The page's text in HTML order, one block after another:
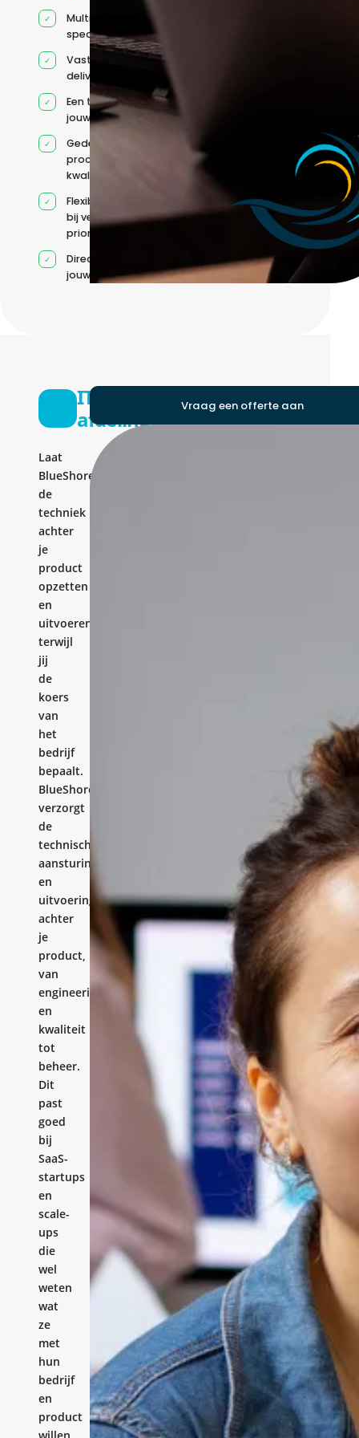
Multidisciplinaire
specialisten
Vaste
deliverycoördinatie
Een team rond
jouw roadmap
Gedeelde
processen en
kwaliteitsnormen
Flexibele capaciteit
bij veranderende
prioriteiten
Direct contact met
jouw team
IT-
afdeling
Laat
BlueShores
de
techniek
achter
je
product
opzetten
en
uitvoeren,
terwijl
jij
de
koers
van
het
bedrijf
bepaalt.
BlueShores
verzorgt
de
technische
aansturing
en
uitvoering
achter
je
product,
van
engineering
en
kwaliteit
tot
beheer.
Dit
past
goed
bij
SaaS-
startups
en
scale-
ups
die
wel
weten
wat
ze
met
hun
bedrijf
en
product
Vraag een offerte aan